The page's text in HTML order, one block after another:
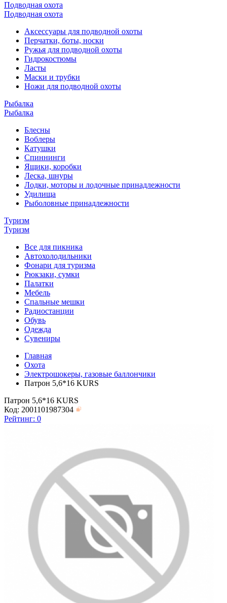
Подводная охота
Подводная охота
Аксессуары для подводной охоты
Перчатки, боты, носки
Ружья для подводной охоты
Гидрокостюмы
Ласты
Маски и трубки
Ножи для подводной охоты
Рыбалка
Рыбалка
Блесны
Воблеры
Катушки
Спиннинги
Ящики, коробки
Леска, шнуры
Лодки, моторы и лодочные принадлежности
Удилища
Рыболовные принадлежности
Туризм
Туризм
Все для пикника
Автохолодильники
Фонари для туризма
Рюкзаки, сумки
Палатки
Мебель
Спальные мешки
Радиостанции
Обувь
Одежда
Сувениры
Главная
Охота
Электрошокеры, газовые баллончики
Патрон 5,6*16 KURS
Патрон 5,6*16 KURS
Код: 2001101987304
Рейтинг: 0